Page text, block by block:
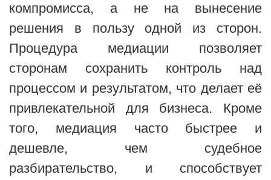
компромисса, а не на вынесение
решения в пользу одной из сторон.
Процедура медиации позволяет
сторонам сохранить контроль над
процессом и результатом, что делает её
привлекательной для бизнеса. Кроме
того, медиация часто быстрее и
дешевле, чем судебное
разбирательство, и способствует